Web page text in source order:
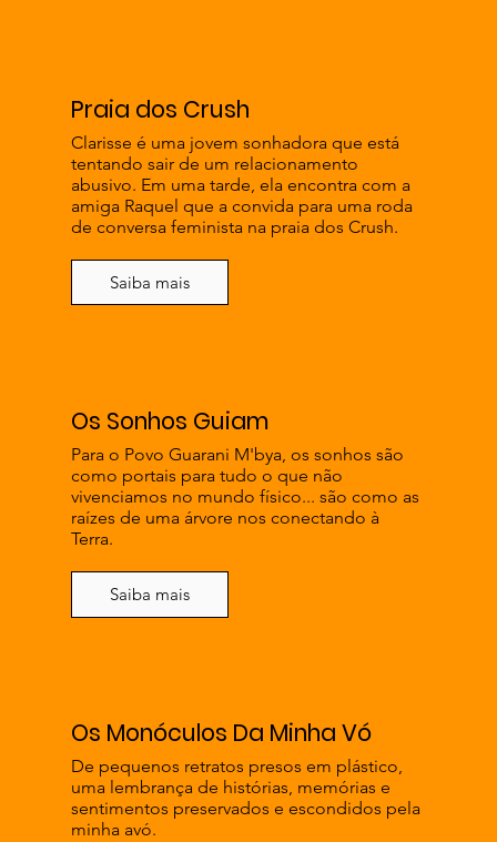
Praia dos Crush
Clarisse é uma jovem sonhadora que está
tentando sair de um relacionamento
abusivo. Em uma tarde, ela encontra com a
amiga Raquel que a convida para uma roda
de conversa feminista na praia dos Crush.
Saiba mais
Os Sonhos Guiam
Para o Povo Guarani M'bya, os sonhos são
como portais para tudo o que não
vivenciamos no mundo físico... são como as
raízes de uma árvore nos conectando à
Terra.
Saiba mais
Os Monóculos Da Minha Vó
De pequenos retratos presos em plástico,
uma lembrança de histórias, memórias e
sentimentos preservados e escondidos pela
minha avó.